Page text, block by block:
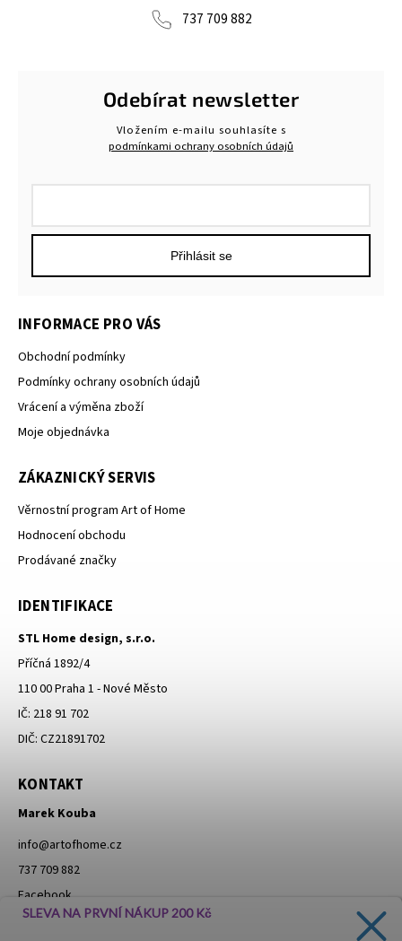
737 709 882
Odebírat newsletter
Vložením e-mailu souhlasíte s
podmínkami ochrany osobních údajů
Přihlásit se
INFORMACE PRO VÁS
Obchodní podmínky
Podmínky ochrany osobních údajů
Vrácení a výměna zboží
Moje objednávka
ZÁKAZNICKÝ SERVIS
Věrnostní program Art of Home
Hodnocení obchodu
Prodávané značky
IDENTIFIKACE
STL Home design, s.r.o.
Příčná 1892/4
110 00 Praha 1 - Nové Město
IČ: 218 91 702
DIČ: CZ21891702
KONTAKT
Marek Kouba
info@artofhome.cz
737 709 882
Facebook
Instagram
SLEVA NA PRVNÍ NÁKUP 200 Kč